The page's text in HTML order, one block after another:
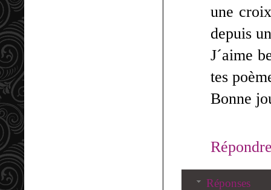
une
depuis
J´aime
tes
Bonne
Réponses